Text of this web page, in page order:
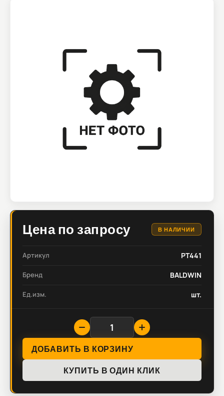
Цена по запросу В НАЛИЧИИ
Артикул PT441
Бренд BALDWIN
Ед.изм. шт.
ДОБАВИТЬ В КОРЗИНУ
КУПИТЬ В ОДИН КЛИК